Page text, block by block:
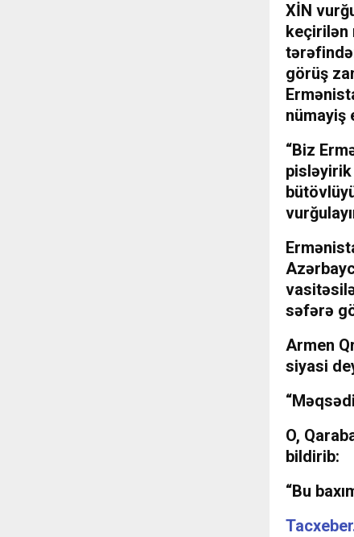
XİN
keçirilən
görüş
nümayiş
“Biz
səfərə
Armen
siyasi
O,
bildirib:
“Bu